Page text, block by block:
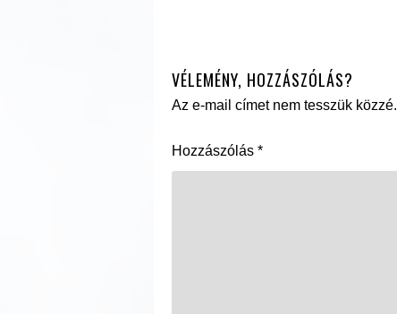
VÉLEMÉNY, HOZZÁSZÓLÁS?
Az e-mail címet nem tesszük közzé.
Hozzászólás *